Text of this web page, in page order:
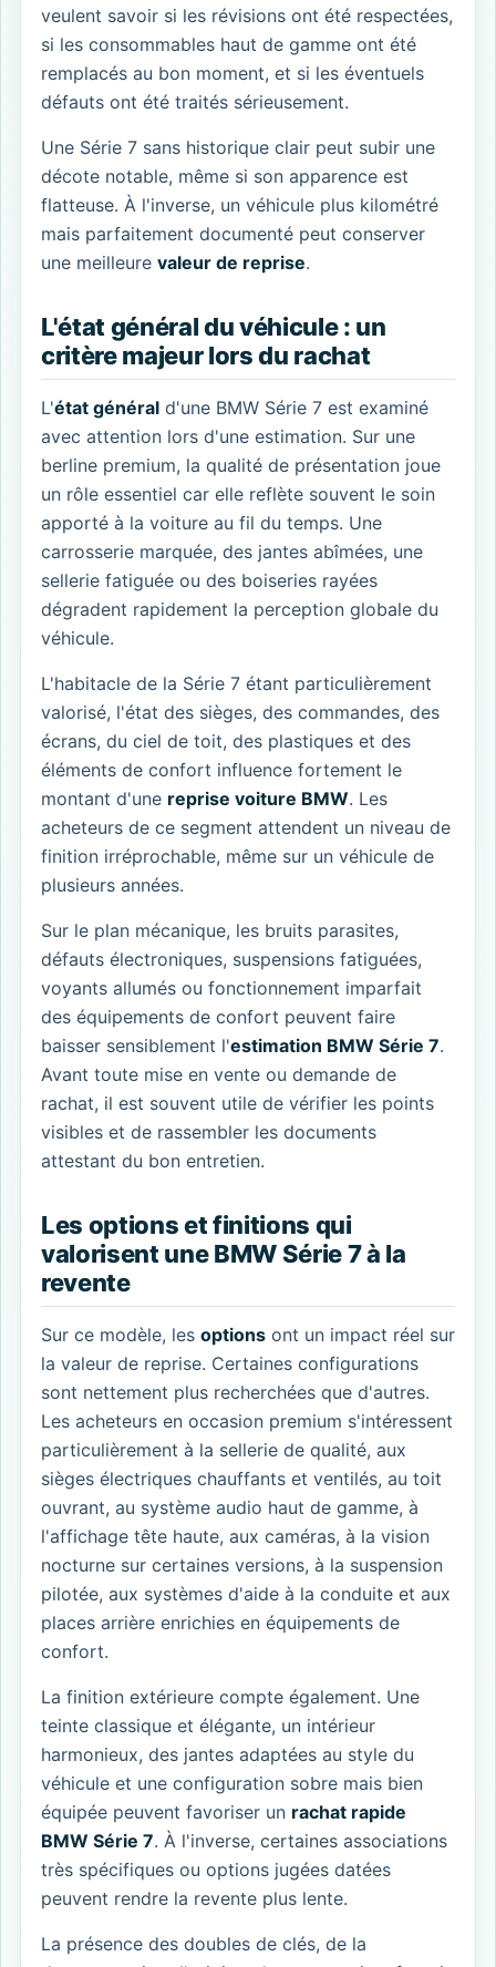
veulent savoir si les révisions ont été respectées,
si les consommables haut de gamme ont été
remplacés au bon moment, et si les éventuels
défauts ont été traités sérieusement.
Une Série 7 sans historique clair peut subir une
décote notable, même si son apparence est
flatteuse. À l'inverse, un véhicule plus kilométré
mais parfaitement documenté peut conserver
une meilleure valeur de reprise.
L'état général du véhicule : un
critère majeur lors du rachat
L'état général d'une BMW Série 7 est examiné
avec attention lors d'une estimation. Sur une
berline premium, la qualité de présentation joue
un rôle essentiel car elle reflète souvent le soin
apporté à la voiture au fil du temps. Une
carrosserie marquée, des jantes abîmées, une
sellerie fatiguée ou des boiseries rayées
dégradent rapidement la perception globale du
véhicule.
L'habitacle de la Série 7 étant particulièrement
valorisé, l'état des sièges, des commandes, des
écrans, du ciel de toit, des plastiques et des
éléments de confort influence fortement le
montant d'une reprise voiture BMW. Les
acheteurs de ce segment attendent un niveau de
finition irréprochable, même sur un véhicule de
plusieurs années.
Sur le plan mécanique, les bruits parasites,
défauts électroniques, suspensions fatiguées,
voyants allumés ou fonctionnement imparfait
des équipements de confort peuvent faire
baisser sensiblement l'estimation BMW Série 7.
Avant toute mise en vente ou demande de
rachat, il est souvent utile de vérifier les points
visibles et de rassembler les documents
attestant du bon entretien.
Les options et finitions qui
valorisent une BMW Série 7 à la
revente
Sur ce modèle, les options ont un impact réel sur
la valeur de reprise. Certaines configurations
sont nettement plus recherchées que d'autres.
Les acheteurs en occasion premium s'intéressent
particulièrement à la sellerie de qualité, aux
sièges électriques chauffants et ventilés, au toit
ouvrant, au système audio haut de gamme, à
l'affichage tête haute, aux caméras, à la vision
nocturne sur certaines versions, à la suspension
pilotée, aux systèmes d'aide à la conduite et aux
places arrière enrichies en équipements de
confort.
La finition extérieure compte également. Une
teinte classique et élégante, un intérieur
harmonieux, des jantes adaptées au style du
véhicule et une configuration sobre mais bien
équipée peuvent favoriser un rachat rapide
BMW Série 7. À l'inverse, certaines associations
très spécifiques ou options jugées datées
peuvent rendre la revente plus lente.
La présence des doubles de clés, de la